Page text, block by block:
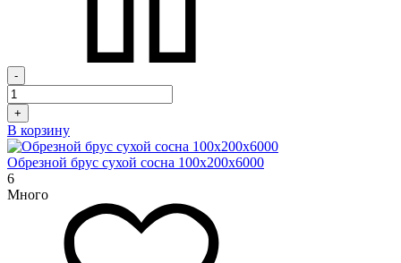
-
+
В корзину
Обрезной брус сухой сосна 100х200х6000
6
Много